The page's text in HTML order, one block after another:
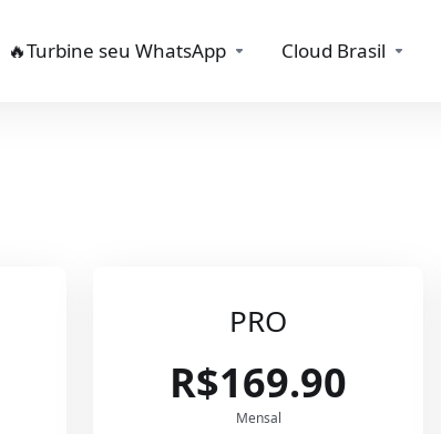
🔥Turbine seu WhatsApp Cloud Brasil
PRO
R$169.90
Mensal